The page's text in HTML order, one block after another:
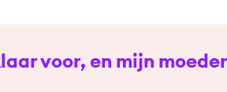
voor, en mijn